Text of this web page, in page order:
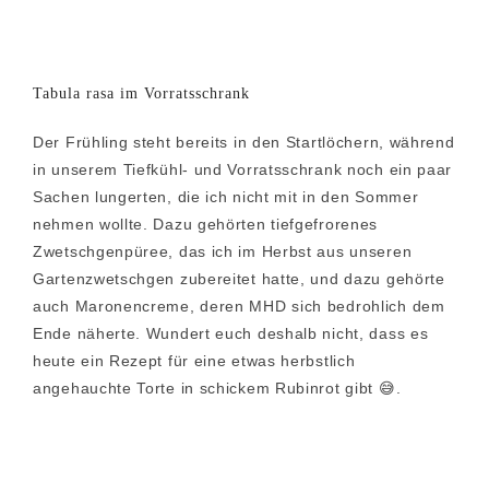
Tabula rasa im Vorratsschrank
Der Frühling steht bereits in den Startlöchern, während
in unserem Tiefkühl- und Vorratsschrank noch ein paar
Sachen lungerten, die ich nicht mit in den Sommer
nehmen wollte. Dazu gehörten tiefgefrorenes
Zwetschgenpüree, das ich im Herbst aus unseren
Gartenzwetschgen zubereitet hatte, und dazu gehörte
auch Maronencreme, deren MHD sich bedrohlich dem
Ende näherte. Wundert euch deshalb nicht, dass es
heute ein Rezept für eine etwas herbstlich
angehauchte Torte in schickem Rubinrot gibt 😅.